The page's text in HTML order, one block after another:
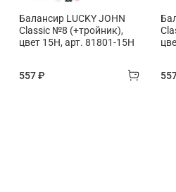
Балансир LUCKY JOHN
Classic №8 (+тройник),
цвет 15H, арт. 81801-15H
557 ₽